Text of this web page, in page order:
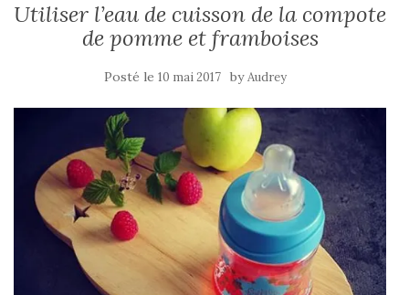
Utiliser l’eau de cuisson de la compote
de pomme et framboises
Posté le 10 mai 2017 byAudrey